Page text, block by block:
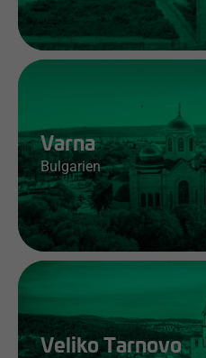
Varna
Bulgarien
Veliko Tarnovo